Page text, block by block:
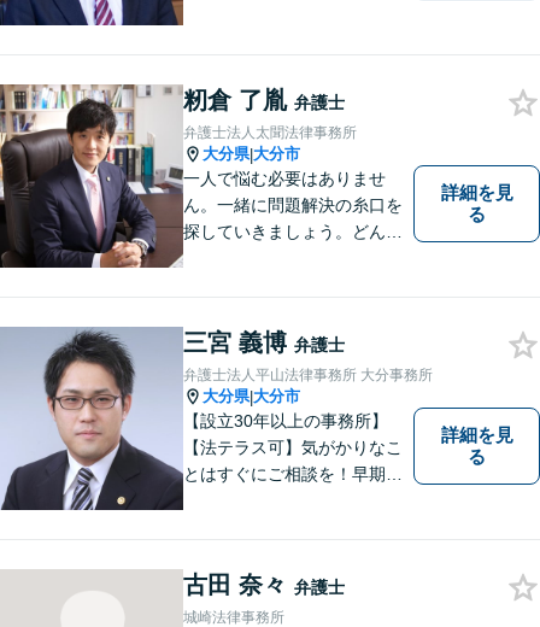
ます。【大分県に3拠点ある地
域密着型の事務所】【初回相
談無料】
籾倉 了胤 弁護士
弁護士法人太聞法律事務所
大分県|大分市
一人で悩む必要はありませ
ん。一緒に問題解決の糸口を
探していきましょう。どんな
遺産分割、介護などの高齢社
会問題に注力しております。
詳細を見
る
三宮 義博 弁護士
弁護士法人平山法律事務所 大分事務所
大分県|大分市
【設立30年以上の事務所】
【法テラス可】気がかりなこ
とはすぐにご相談を！早期対
など幅広い問題に柔軟に対応
いたします。【駐車場あり】
詳細を見
る
古田 奈々 弁護士
城崎法律事務所